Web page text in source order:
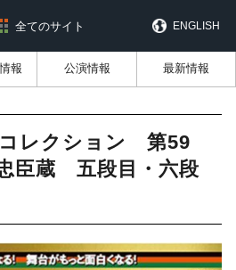
全てのサイト ENGLISH
報 公演情報 最新情報
レクション 第59
臣蔵 五段目・六段